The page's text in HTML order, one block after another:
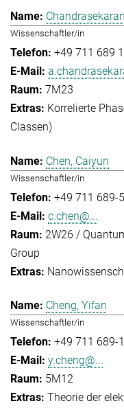
Wissenschaftler/in
+49 711 689
7M23
Korrelierte
Classen)
Chen, Caiyun
Wissenschaftler/in
+49 711 689-
c.chen@...
2W26 /
Group
Cheng, Yifan
Wissenschaftler/in
+49 711 689-
y.cheng@...
5M12
Theorie der